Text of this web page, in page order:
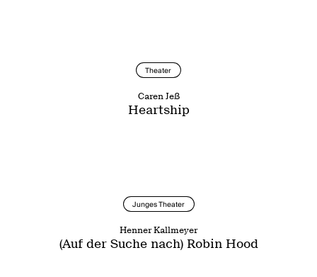
Theater
Caren Jeß
Heartship
Junges Theater
Henner Kallmeyer
(Auf der Suche nach) Robin Hood